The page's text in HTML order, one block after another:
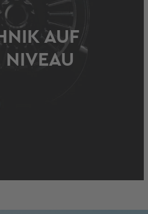
AUF
NIVEAU